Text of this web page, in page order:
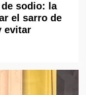
sodio: la
el sarro de
evitar